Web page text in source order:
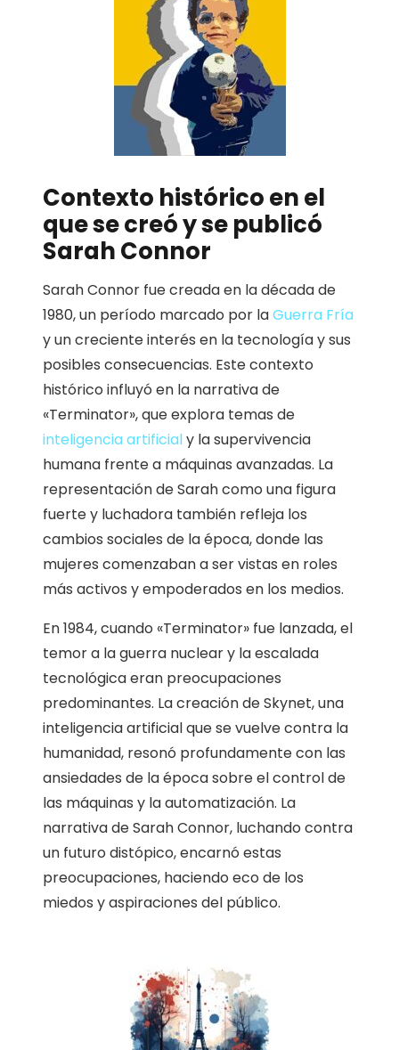
Contexto histórico en el
que se creó y se publicó
Sarah Connor
Sarah Connor fue creada en la década de
1980, un período marcado por laGuerra Fría
y un creciente interés en la tecnología y sus
posibles consecuencias. Este contexto
histórico influyó en la narrativa de
«Terminator», que explora temas de
inteligencia artificialy la supervivencia
humana frente a máquinas avanzadas. La
representación de Sarah como una figura
fuerte y luchadora también refleja los
cambios sociales de la época, donde las
mujeres comenzaban a ser vistas en roles
más activos y empoderados en los medios.
En 1984, cuando «Terminator» fue lanzada, el
temor a la guerra nuclear y la escalada
tecnológica eran preocupaciones
predominantes. La creación de Skynet, una
inteligencia artificial que se vuelve contra la
humanidad, resonó profundamente con las
ansiedades de la época sobre el control de
las máquinas y la automatización. La
narrativa de Sarah Connor, luchando contra
un futuro distópico, encarnó estas
preocupaciones, haciendo eco de los
miedos y aspiraciones del público.